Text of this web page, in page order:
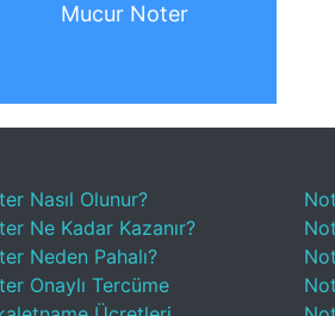
Mucur Noter
Nasıl Olunur?
Ne Kadar Kazanır?
Neden Pahalı?
Onaylı Tercüme